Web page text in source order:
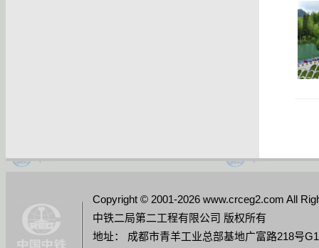
Copyright © 2001-2026 www.crceg2.com All
中铁二局第二工程有限公司 版权所有
地址： 成都市青羊工业总部基地广富路218号